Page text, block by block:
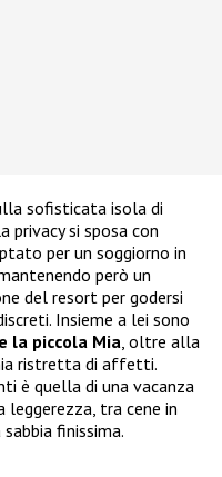
sofisticata isola di
privacy si sposa con
per un soggiorno in
però un
del resort per godersi
Insieme a lei sono
la piccola Mia, oltre alla
ristretta di affetti.
è quella di una vacanza
leggerezza, tra cene in
finissima.